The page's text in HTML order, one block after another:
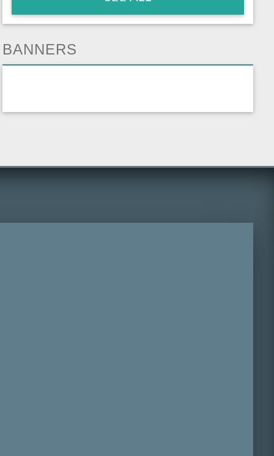
BANNERS